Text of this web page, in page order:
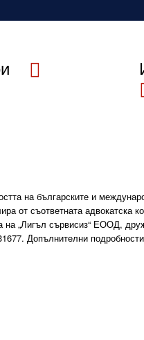
на българските и
от съответната адвокатска
на „Лигъл сървисиз“ ЕООД,
Допълнителни